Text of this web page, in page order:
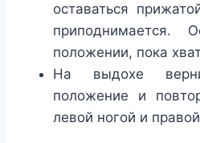
оставаться
приподнимается.
положении, пока
На выдохе
положение и
левой ногой и